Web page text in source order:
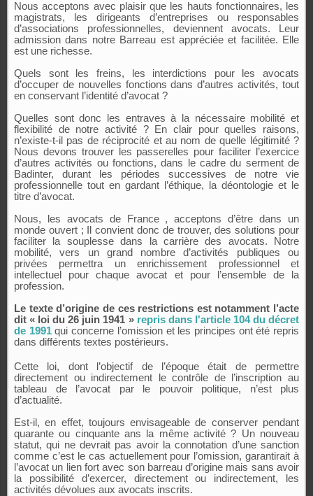
Nous acceptons avec plaisir que les hauts fonctionnaires, les
magistrats, les dirigeants d’entreprises ou responsables
d’associations professionnelles, deviennent avocats. Leur
admission dans notre Barreau est appréciée et facilitée. Elle
est une richesse.
Quels sont les freins, les interdictions pour les avocats
d’occuper de nouvelles fonctions dans d’autres activités, tout
en conservant l’identité d’avocat ?
Quelles sont donc les entraves à la nécessaire mobilité et
flexibilité de notre activité ? En clair pour quelles raisons,
n’existe-t-il pas de réciprocité et au nom de quelle légitimité ?
Nous devons trouver les passerelles pour faciliter l’exercice
d’autres activités ou fonctions, dans le cadre du serment de
Badinter, durant les périodes successives de notre vie
professionnelle tout en gardant l’éthique, la déontologie et le
titre d’avocat.
Nous, les avocats de France , acceptons d’être dans un
monde ouvert ; Il convient donc de trouver, des solutions pour
faciliter la souplesse dans la carrière des avocats. Notre
mobilité, vers un grand nombre d’activités publiques ou
privées permettra un enrichissement professionnel et
intellectuel pour chaque avocat et pour l’ensemble de la
profession.
Le texte d’origine de ces restrictions est notamment l’acte
dit « loi du 26 juin 1941 » repris dans l'article 104 du décret
de 1991 qui concerne l’omission et les principes ont été repris
dans différents textes postérieurs.
Cette loi, dont l’objectif de l’époque était de permettre
directement ou indirectement le contrôle de l’inscription au
tableau de l’avocat par le pouvoir politique, n’est plus
d’actualité.
Est-il, en effet, toujours envisageable de conserver pendant
quarante ou cinquante ans la même activité ? Un nouveau
statut, qui ne devrait pas avoir la connotation d’une sanction
comme c’est le cas actuellement pour l’omission, garantirait à
l’avocat un lien fort avec son barreau d’origine mais sans avoir
la possibilité d’exercer, directement ou indirectement, les
activités dévolues aux avocats inscrits.